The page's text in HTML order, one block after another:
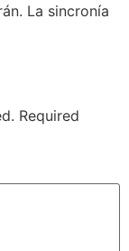
La sincronía
Required